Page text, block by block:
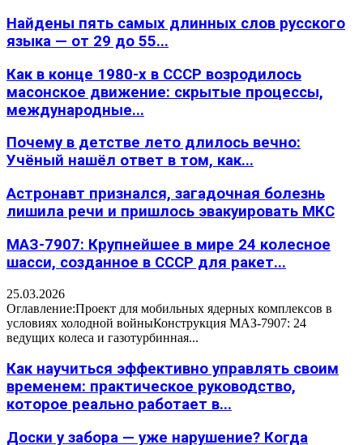
Найдены пять самых длинных слов русского
языка — от 29 до 55...
Как в конце 1980-х в СССР возродилось
масонское движение: скрытые процессы,
международные...
Почему в детстве лето длилось вечно:
Учёный нашёл ответ в том, как...
Астронавт признался, загадочная болезнь
лишила речи и пришлось эвакуировать МКС
МАЗ-7907: Крупнейшее в мире 24 колесное
шасси, созданное в СССР для ракет...
25.03.2026
Оглавление:Проект для мобильных ядерных комплексов в
условиях холодной войныКонструкция МАЗ-7907: 24
ведущих колеса и газотурбинная...
Как научиться эффективно управлять своим
временем: практическое руководство,
которое реально работает в...
Доски у забора — уже нарушение? Когда